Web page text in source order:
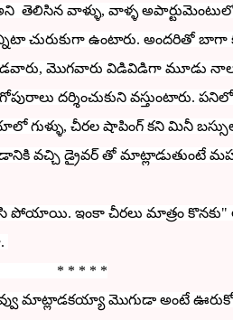
తెలిసిన వాళ్ళు, వాళ్ళ అపార్టుమెంటులో
చురుకుగా ఉంటారు. అందరితో బాగా
మొగవారు విడివిడిగా మూడు
గోపురాలు దర్శించుకుని వస్తుంటారు.
గుళ్ళు, చీరల షాపింగ్ కని మినీ
వచ్చి డ్రైవర్ తో మాట్లాడుతుంటే
పోయాయి. ఇంకా చీరలు మాత్రం
.
* *
మాట్లాడకయ్యా మొగుడా అంటే